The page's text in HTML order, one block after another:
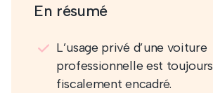
En résumé
L’usage privé d’une voiture
professionnelle est toujours
fiscalement encadré.